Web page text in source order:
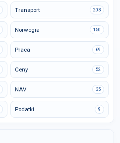
Transport 203
Norwegia 150
Praca 69
Ceny 52
NAV 35
Podatki 9